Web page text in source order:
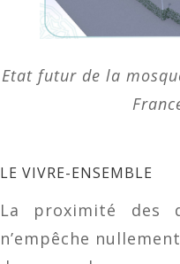
Etat futur de la
LE VIVRE-ENSEMBLE
La proximité des
n’empêche